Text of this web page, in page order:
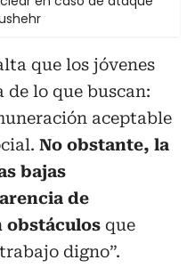
que los jóvenes
lo que buscan:
aceptable
No obstante, la
bajas
de
obstáculos que
digno”.